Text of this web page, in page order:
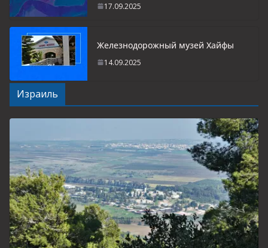
17.09.2025
Железнодорожный музей Хайфы
14.09.2025
Израиль